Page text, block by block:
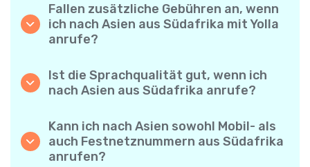
Fallen zusätzliche Gebühren an, wenn
ich nach Asien aus Südafrika mit Yolla
anrufe?
Abrechnungssystem pro Minute – Sie zahlen
nur für die Gesprächsdauer. Keine
versteckten Kosten, keine verpflichtenden
Ist die Sprachqualität gut, wenn ich
nach Asien aus Südafrika anrufe?
Anrufe, sodass es sich anfühlt, als würden
Sie mit jemandem aus Ihrer Nachbarschaft
sprechen – selbst wenn er am anderen Ende
der Welt ist.
Kann ich nach Asien sowohl Mobil- als
auch Festnetznummern aus Südafrika
anrufen?